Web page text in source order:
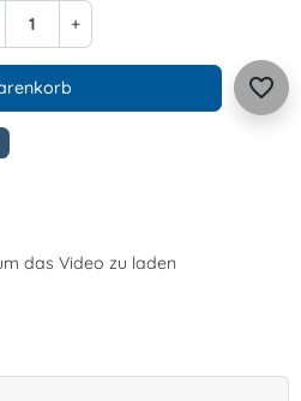
+
favorite_border
das Video zu laden